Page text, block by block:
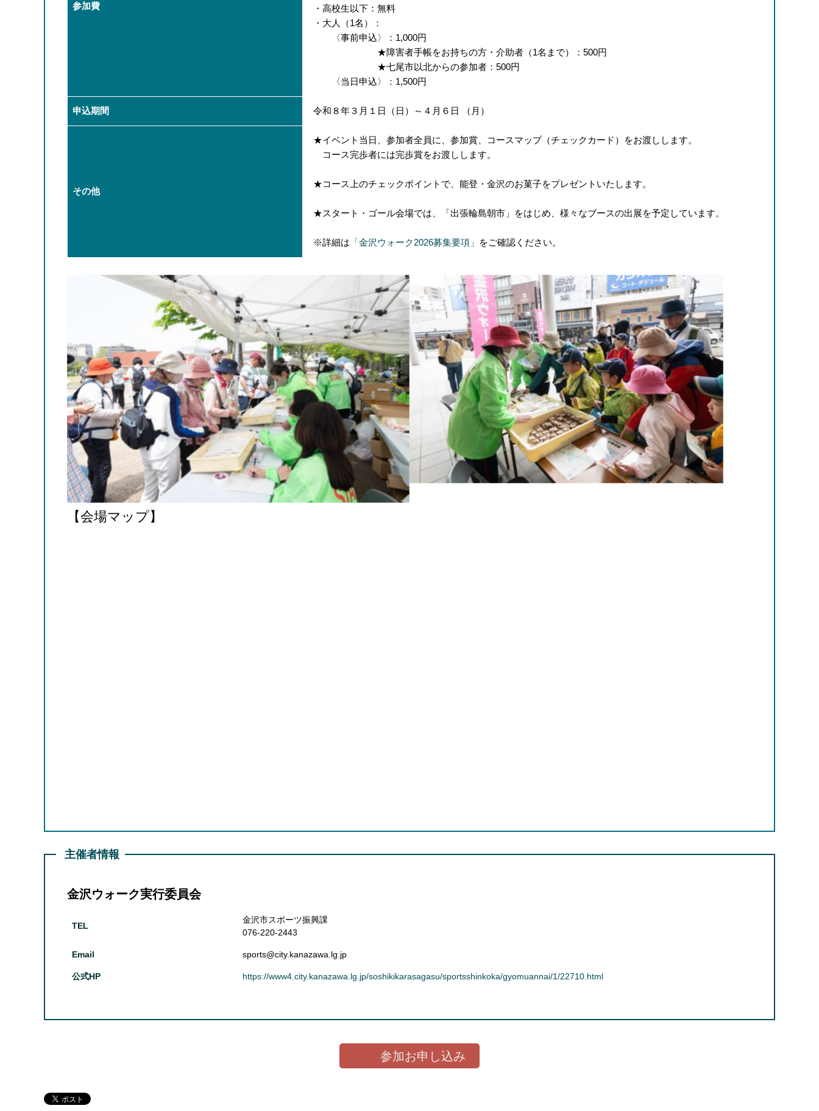
参加費
・高校生以下：無料
・大人（1名）：
〈事前申込〉：1,000円
★障害者手帳をお持ちの方・介助者（1名まで）：500円
★七尾市以北からの参加者：500円
〈当日申込〉：1,500円
申込期間 令和８年３月１日（日）～４月６日 （月）
その他
★イベント当日、参加者全員に、参加賞、コースマップ（チェックカード）をお渡しします。
コース完歩者には完歩賞をお渡しします。
★コース上のチェックポイントで、能登・金沢のお菓子をプレゼントいたします。
★スタート・ゴール会場では、「出張輪島朝市」をはじめ、様々なブースの出展を予定しています。
※詳細は 「金沢ウォーク2026募集要項」 をご確認ください。
【会場マップ】
主催者情報
金沢ウォーク実行委員会
TEL
金沢市スポーツ振興課
076-220-2443
Email sports@city.kanazawa.lg.jp
公式HP https://www4.city.kanazawa.lg.jp/soshikikarasagasu/sportsshinkoka/gyomuannai/1/22710.html
参加お申し込み